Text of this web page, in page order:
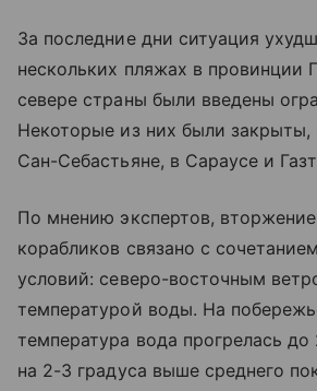
За последние дни ситуация
нескольких пляжах в провинции
севере страны были введены
Некоторые из них были закрыты,
Сан-Себастьяне, в Сараусе и
По мнению экспертов, вторжение
корабликов связано с
условий: северо-восточным
температурой воды. На
температура вода прогрелась до
на 2-3 градуса выше среднего